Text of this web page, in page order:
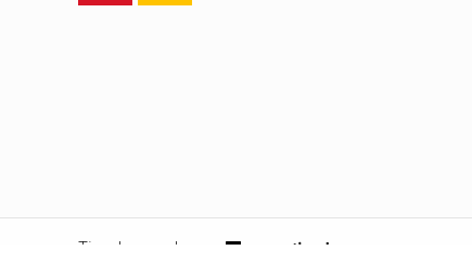
Tienda creada con